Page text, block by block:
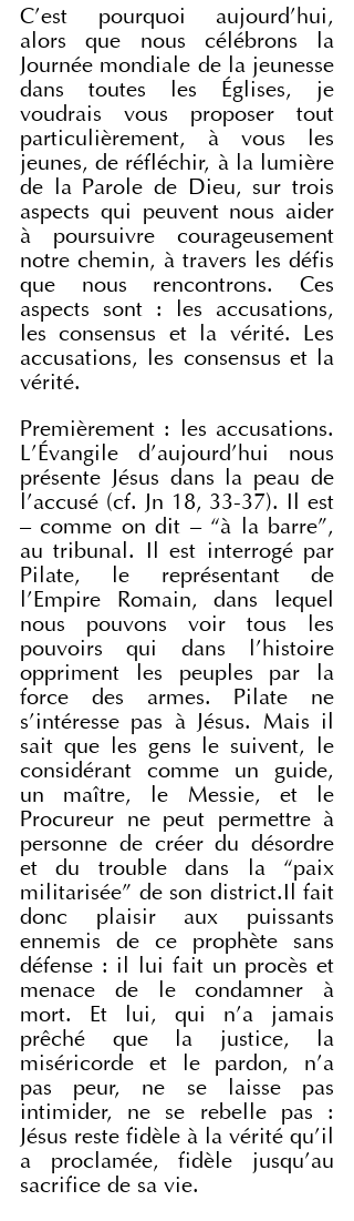
C’est pourquoi aujourd’hui,
alors que nous célébrons la
Journée mondiale de la jeunesse
dans toutes les Églises, je
voudrais vous proposer tout
particulièrement, à vous les
jeunes, de réfléchir, à la lumière
de la Parole de Dieu, sur trois
aspects qui peuvent nous aider
à poursuivre courageusement
notre chemin, à travers les défis
que nous rencontrons. Ces
aspects sont : les accusations,
les consensus et la vérité. Les
accusations, les consensus et la
vérité.
Premièrement : les accusations.
L’Évangile d’aujourd’hui nous
présente Jésus dans la peau de
l’accusé (cf. Jn 18, 33-37). Il est
– comme on dit – “à la barre”,
au tribunal. Il est interrogé par
Pilate, le représentant de
l’Empire Romain, dans lequel
nous pouvons voir tous les
pouvoirs qui dans l’histoire
oppriment les peuples par la
force des armes. Pilate ne
s’intéresse pas à Jésus. Mais il
sait que les gens le suivent, le
considérant comme un guide,
un maître, le Messie, et le
Procureur ne peut permettre à
personne de créer du désordre
et du trouble dans la “paix
militarisée” de son district.Il fait
donc plaisir aux puissants
ennemis de ce prophète sans
défense : il lui fait un procès et
menace de le condamner à
mort. Et lui, qui n’a jamais
prêché que la justice, la
miséricorde et le pardon, n’a
pas peur, ne se laisse pas
intimider, ne se rebelle pas :
Jésus reste fidèle à la vérité qu’il
a proclamée, fidèle jusqu’au
sacrifice de sa vie.